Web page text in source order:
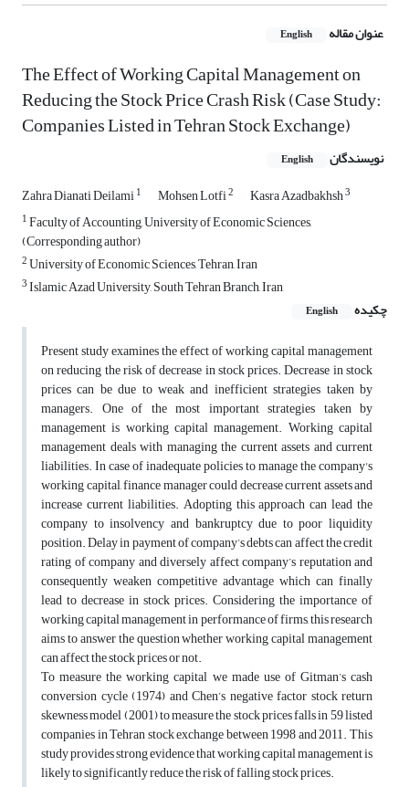
عنوان مقاله English
The Effect of Working Capital Management on
Reducing the Stock Price Crash Risk (Case Study:
Companies Listed in Tehran Stock Exchange)
نویسندگان English
Zahra Dianati Deilami1 Mohsen Lotfi2 Kasra Azadbakhsh3
1Faculty of Accounting, University of Economic Sciences,
(Corresponding author)
2University of Economic Sciences, Tehran, Iran
3Islamic Azad University, South Tehran Branch, Iran
چکیده
English
Present study examines the effect of working capital management
on reducing the risk of decrease in stock prices. Decrease in stock
prices can be due to weak and inefficient strategies taken by
managers. One of the most important strategies taken by
management is working capital management. Working capital
management deals with managing the current assets and current
liabilities. In case of inadequate policies to manage the company's
working capital, finance manager could decrease current assets and
increase current liabilities. Adopting this approach can lead the
company to insolvency and bankruptcy due to poor liquidity
position. Delay in payment of company’s debts can affect the credit
rating of company and diversely affect company’s reputation and
consequently weaken competitive advantage which can finally
lead to decrease in stock prices. Considering the importance of
working capital management in performance of firms, this research
aims to answer the question whether working capital management
can affect the stock prices or not.
To measure the working capital we made use of Gitman’s cash
conversion cycle (1974) and Chen’s negative factor stock return
skewness model (2001) to measure the stock prices falls in 59 listed
companies in Tehran stock exchange between 1998 and 2011. This
study provides strong evidence that working capital management is
likely to significantly reduce the risk of falling stock prices.